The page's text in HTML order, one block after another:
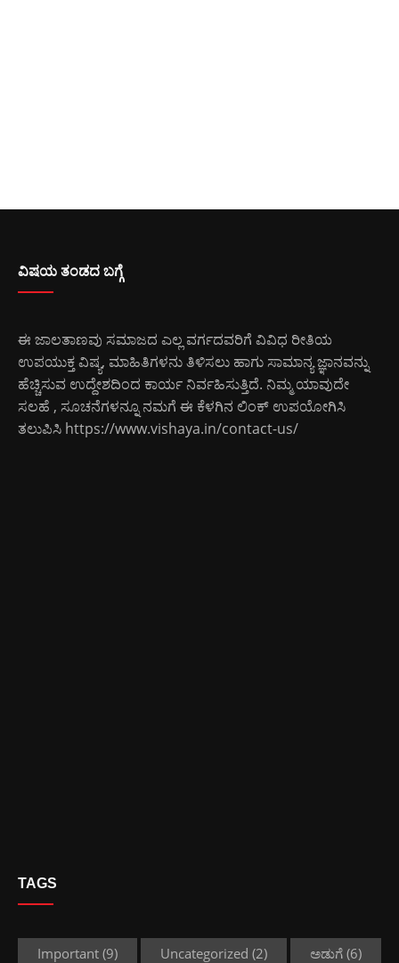
ವಿಷಯ ತಂಡದ ಬಗ್ಗೆ
ಈ ಜಾಲತಾಣವು ಸಮಾಜದ ಎಲ್ಲ ವರ್ಗದವರಿಗೆ ವಿವಿಧ ರೀತಿಯ
ಉಪಯುಕ್ತ ವಿಷ್ಯ, ಮಾಹಿತಿಗಳನು ತಿಳಿಸಲು ಹಾಗು ಸಾಮಾನ್ಯ ಜ್ಞಾನವನ್ನು
ಹೆಚ್ಚಿಸುವ ಉದ್ದೇಶದಿಂದ ಕಾರ್ಯ ನಿರ್ವಹಿಸುತ್ತಿದೆ. ನಿಮ್ಮ ಯಾವುದೇ
ಸಲಹೆ , ಸೂಚನೆಗಳನ್ನೂ ನಮಗೆ ಈ ಕೆಳಗಿನ ಲಿಂಕ್ ಉಪಯೋಗಿಸಿ
ತಲುಪಿಸಿ https://www.vishaya.in/contact-us/
TAGS
Important (9) Uncategorized (2) ಅಡುಗೆ (6)